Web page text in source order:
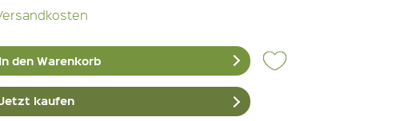
In den Warenkorb
kaufen